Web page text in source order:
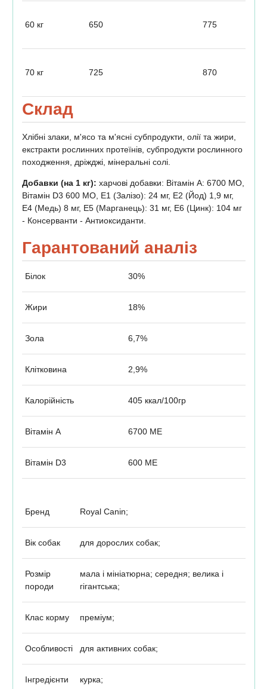
60 кг 650 775
70 кг 725 870
Склад
Хлібні злаки, м'ясо та м'ясні субпродукти, олії та жири,
екстракти рослинних протеїнів, субпродукти рослинного
походження, дріжджі, мінеральні солі.
Добавки (на 1 кг): харчові добавки: Вітамін A: 6700 MO,
Вітамін D3 600 MO, E1 (Залізо): 24 мг, E2 (Йод) 1,9 мг,
E4 (Медь) 8 мг, E5 (Марганець): 31 мг, E6 (Цинк): 104 мг
- Консерванти - Антиоксиданти.
Гарантований аналіз
Білок 30%
Жири 18%
Зола 6,7%
Клітковина 2,9%
Калорійність 405 ккал/100гр
Вітамін А 6700 MЕ
Вітамін D3 600 MЕ
Бренд Royal Canin;
Вік собак для дорослих собак;
Розмір
породи
мала і мініатюрна; середня; велика і
гігантська;
Клас корму преміум;
Особливості для активних собак;
Інгредієнти курка;